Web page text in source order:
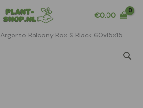
€0,00
Argento Balcony Box S Black 60x15x15